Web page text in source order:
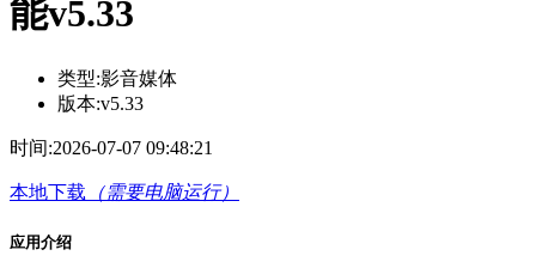
能v5.33
类型:影音媒体
版本:v5.33
时间:2026-07-07 09:48:21
本地下载 （需要电脑运行）
应用介绍